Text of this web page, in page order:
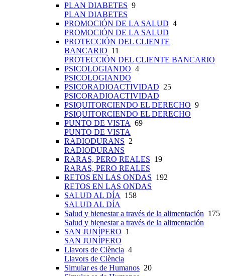
PLAN DIABETES 9
PLAN DIABETES
PROMOCIÓN DE LA SALUD 4
PROMOCIÓN DE LA SALUD
PROTECCIÓN DEL CLIENTE
BANCARIO 11
PROTECCIÓN DEL CLIENTE BANCARIO
PSICOLOGIANDO 4
PSICOLOGIANDO
PSICORADIOACTIVIDAD 25
PSICORADIOACTIVIDAD
PSIQUITORCIENDO EL DERECHO 9
PSIQUITORCIENDO EL DERECHO
PUNTO DE VISTA 69
PUNTO DE VISTA
RADIODURANS 2
RADIODURANS
RARAS, PERO REALES 19
RARAS, PERO REALES
RETOS EN LAS ONDAS 192
RETOS EN LAS ONDAS
SALUD AL DÍA
158
SALUD AL DÍA
Salud y bienestar a través de la alimentación 175
Salud y bienestar a través de la alimentación
SAN JUNÍPERO 1
SAN JUNÍPERO
Llavors de Ciència 4
Llavors de Ciència
Simular es de Humanos 20